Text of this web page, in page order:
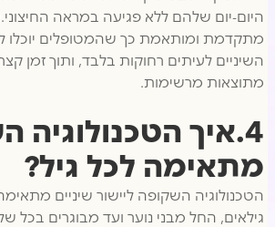
היום-יום שלהם ללא פגיעה במראה
מתקדמת ומותאמת כך שהמטופלים יוכלו
השיניים לעיתים רחוקות בלבד, ותוך זמן
מתוצאות מרשימות.
4.איך
מתאימה לכל גיל?
הטכנולוגיה השקופה ליישור שיניים
גילאים, החל מבני נוער ועד מבוגרים בכל